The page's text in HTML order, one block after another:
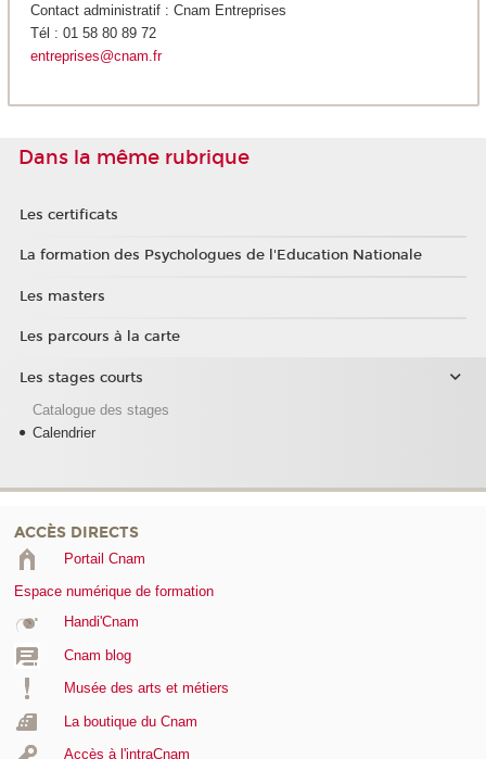
Contact administratif : Cnam Entreprises
Tél : 01 58 80 89 72
entreprises@cnam.fr
Dans la même rubrique
Les certificats
La formation des Psychologues de l'Education Nationale
Les masters
Les parcours à la carte
Les stages courts
Catalogue des stages
Calendrier
ACCÈS DIRECTS
Portail Cnam
Espace numérique de formation
Handi'Cnam
Cnam blog
Musée des arts et métiers
La boutique du Cnam
Accès à l'intraCnam